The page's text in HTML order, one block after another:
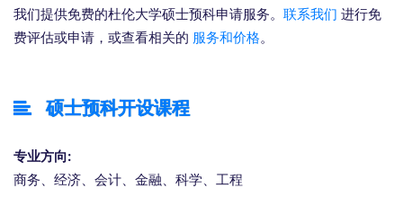
我们提供免费的杜伦大学硕士预科申请服务。 联系我们 进行免
费评估或申请，或查看相关的 服务和价格。
硕士预科开设课程
专业方向:
商务、经济、会计、金融、科学、工程